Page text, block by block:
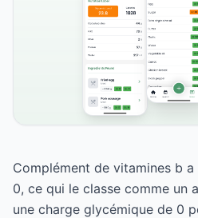
Complément de vitamines b
0, ce qui le classe comme un
une charge glycémique de 0